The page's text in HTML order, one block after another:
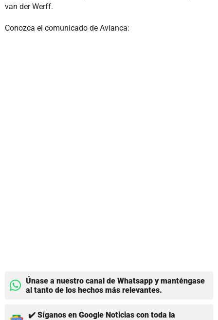
van der Werff.
Conozca el comunicado de Avianca:
Únase a nuestro canal de Whatsapp y manténgase
al tanto de los hechos más relevantes.
✔️ Síganos en Google Noticias con toda la